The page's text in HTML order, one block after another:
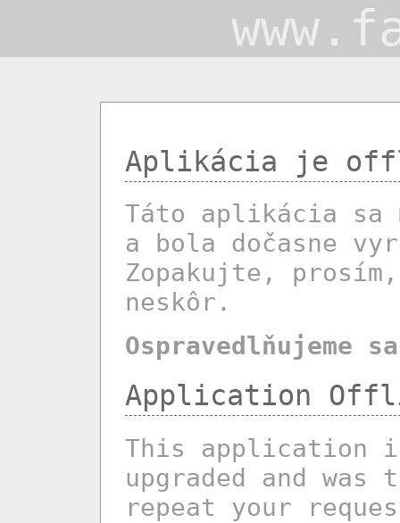
Aplikácia je
Táto aplikácia sa
a bola dočasne
Zopakujte,
neskôr.
Ospravedlňujeme
Application
This application
upgraded and
repeat your